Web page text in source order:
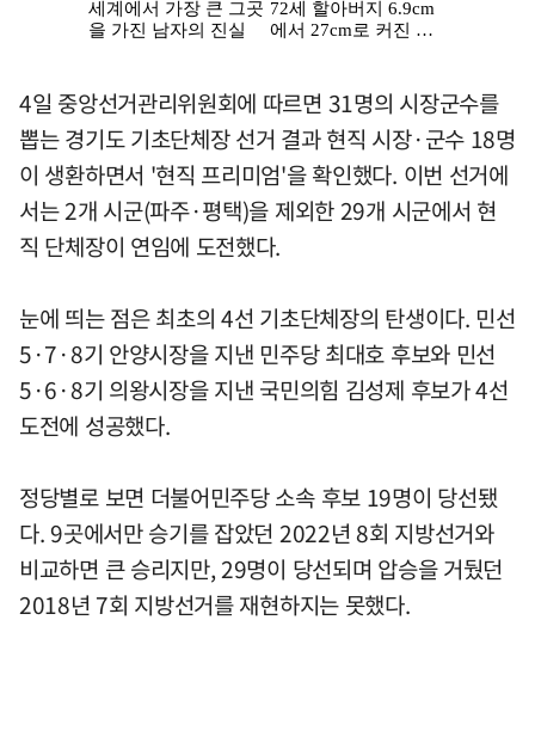
4일 중앙선거관리위원회에 따르면 31명의 시장군수를
뽑는 경기도 기초단체장 선거 결과 현직 시장·군수 18명
이 생환하면서 '현직 프리미엄'을 확인했다. 이번 선거에
서는 2개 시군(파주·평택)을 제외한 29개 시군에서 현
직 단체장이 연임에 도전했다.
눈에 띄는 점은 최초의 4선 기초단체장의 탄생이다. 민선
5·7·8기 안양시장을 지낸 민주당 최대호 후보와 민선
5·6·8기 의왕시장을 지낸 국민의힘 김성제 후보가 4선
도전에 성공했다.
정당별로 보면 더불어민주당 소속 후보 19명이 당선됐
다. 9곳에서만 승기를 잡았던 2022년 8회 지방선거와
비교하면 큰 승리지만, 29명이 당선되며 압승을 거뒀던
2018년 7회 지방선거를 재현하지는 못했다.